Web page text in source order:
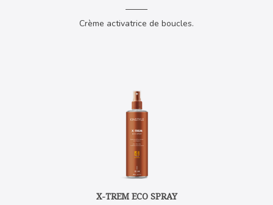
Crème activatrice de boucles.
X-TREM ECO SPRAY